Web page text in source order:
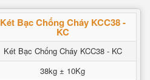
Két Bạc Chống Cháy KCC38 -
KC
Két Bạc Chống Cháy KCC38 - KC
38kg ± 10Kg